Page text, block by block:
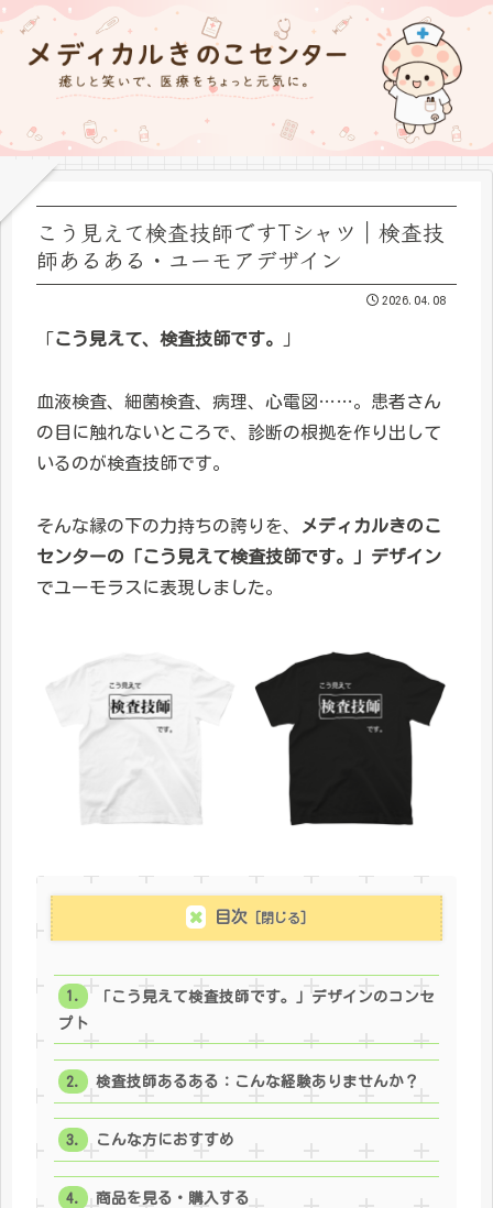
こう見えて検査技師ですTシャツ｜検査技
師あるある・ユーモアデザイン
2026.04.08
「こう見えて、検査技師です。 」
血液検査、細菌検査、病理、心電図……。患者さん
の目に触れないところで、診断の根拠を作り出して
いるのが検査技師です。
そんな縁の下の力持ちの誇りを、
メディカルきのこ
センターの「こう見えて検査技師です。」デザイン
でユーモラスに表現しました。
目次
「こう見えて検査技師です。」デザインのコンセ
プト
検査技師あるある：こんな経験ありませんか？
こんな方におすすめ
商品を見る・購入する